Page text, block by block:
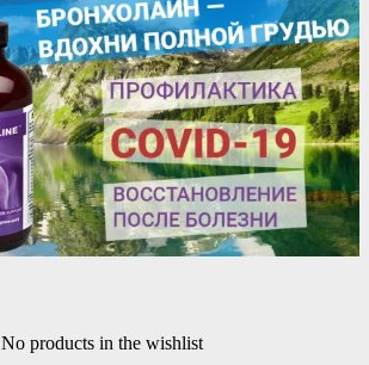
No products in the wishlist